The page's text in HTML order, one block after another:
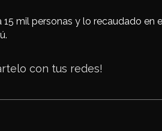
mil personas y lo recaudado en
con tus redes!